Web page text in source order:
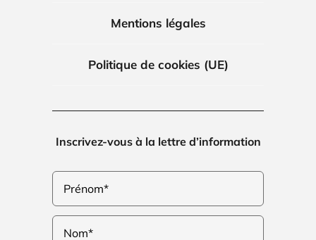
Mentions légales
Politique de cookies (UE)
Inscrivez-vous à la lettre d’information